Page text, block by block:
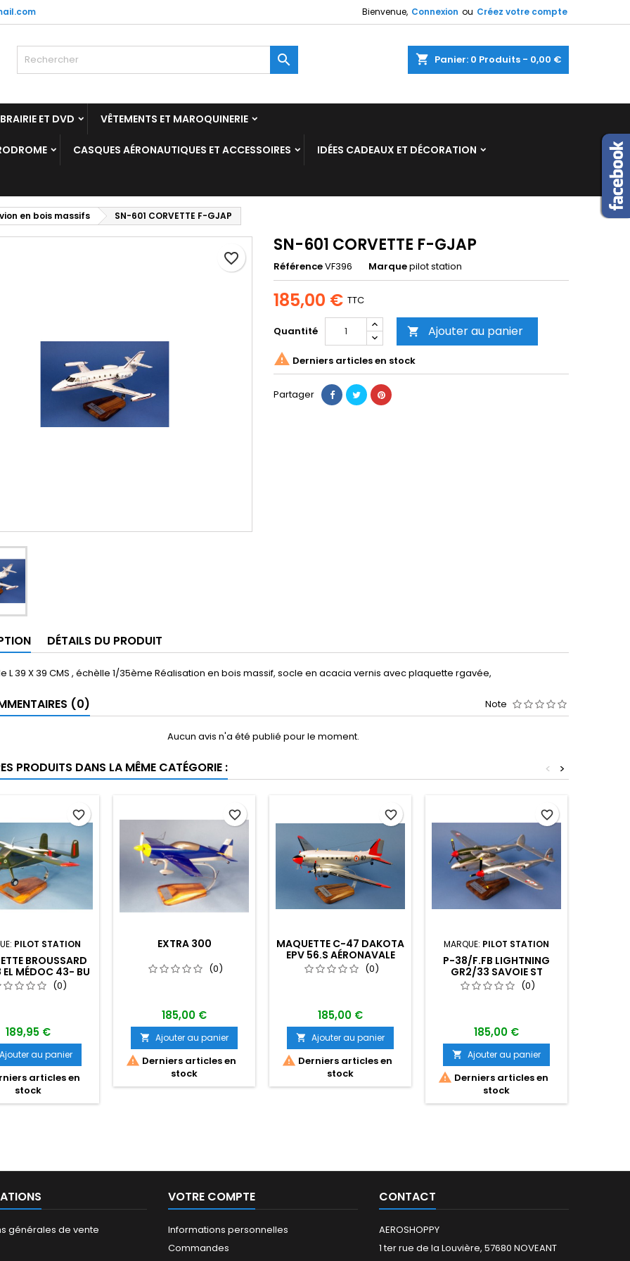
Bienvenue, Connexion ou Créez votre compte
shopping_cart Panier: 0 Produits - 0,00 €

ET DVD VÊTEMENTS ET MAROQUINERIE
CASQUES AÉRONAUTIQUES ET ACCESSOIRES IDÉES CADEAUX ET DÉCORATION
en bois massifs SN-601 CORVETTE F-GJAP
SN-601 CORVETTE F-GJAP
RéférenceVF396 Marquepilot station
185,00 € TTC
Quantité  Ajouter au panier
favorite_border
 Derniers articles en stock
Partager
DÉTAILS DU PRODUIT
L 39 X 39 CMS , échèlle 1/35ème Réalisation en bois massif, socle en acacia vernis avec plaquette rgavée,
(0) Note
Aucun avis n'a été publié pour le moment.
PRODUITS DANS LA MÊME CATÉGORIE : >
<
PILOT STATION
BROUSSARD
MÉDOC 43- BU
(0)
189,95 €
Ajouter au panier
articles en
stock
favorite_border
EXTRA 300
(0)
185,00 €
 Ajouter au panier
 Derniers articles en
stock
favorite_border
MAQUETTE C-47 DAKOTA
EPV 56.S AÉRONAVALE
(0)
185,00 €
 Ajouter au panier
 Derniers articles en
stock
favorite_border
MARQUE: PILOT STATION
P-38/F.FB LIGHTNING
GR2/33 SAVOIE ST
EXUPERY (0)
185,00 €
 Ajouter au panier
 Derniers articles en
stock
favorite_border
générales de vente
VOTRE COMPTE
Informations personnelles
Commandes
CONTACT
AEROSHOPPY
1 ter rue de la Louvière, 57680 NOVEANT
wishlists
Create new list
une liste d'envies
Annuler Créer une liste d'envies
devez être connecté pour ajouter des produits à votre liste
Connexion